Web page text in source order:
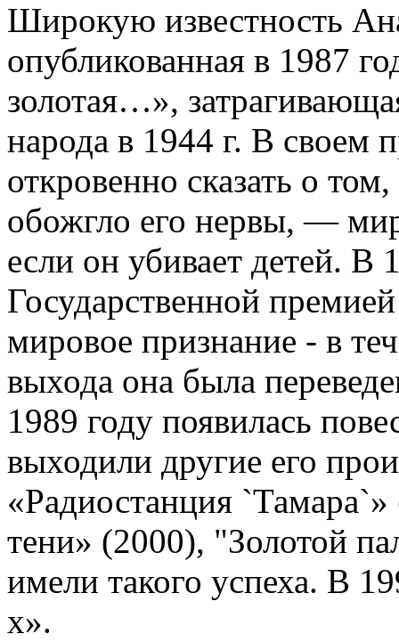
Широкую известность
опубликованная в 1987
золотая…»,
народа в 1944 г. В своем
откровенно сказать о
обожгло его нервы, —
если он убивает детей. В
Государственной
мировое признание - в
выхода она была
1989 году появилась
выходили другие его
«Радиостанция
тени» (2000), "Золотой
имели такого успеха. В
х».